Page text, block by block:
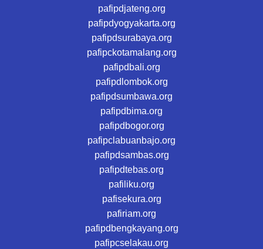
pafipdjateng.org
pafipdyogyakarta.org
pafipdsurabaya.org
pafipckotamalang.org
pafipdbali.org
pafipdlombok.org
pafipdsumbawa.org
pafipdbima.org
pafipdbogor.org
pafipclabuanbajo.org
pafipdsambas.org
pafipdtebas.org
pafiliku.org
pafisekura.org
pafiriam.org
pafipdbengkayang.org
pafipcselakau.org